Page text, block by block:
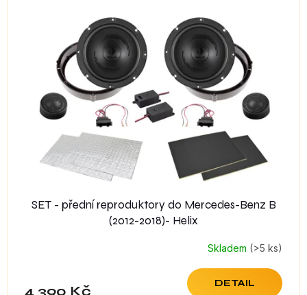
SET - přední reproduktory do Mercedes-Benz B
(2012-2018)- Helix
Skladem (>5 ks)
4 390 Kč DETAIL